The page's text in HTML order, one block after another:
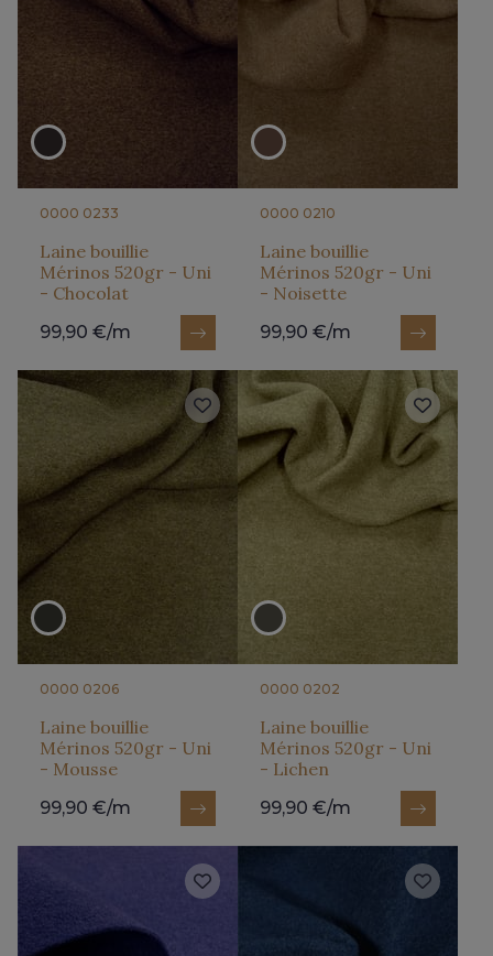
0000 0233
Laine bouillie
Mérinos 520gr - Uni
- Chocolat
99,90 €/m
0000 0210
Laine bouillie
Mérinos 520gr - Uni
- Noisette
99,90 €/m
0000 0206
Laine bouillie
Mérinos 520gr - Uni
- Mousse
99,90 €/m
0000 0202
Laine bouillie
Mérinos 520gr - Uni
- Lichen
99,90 €/m